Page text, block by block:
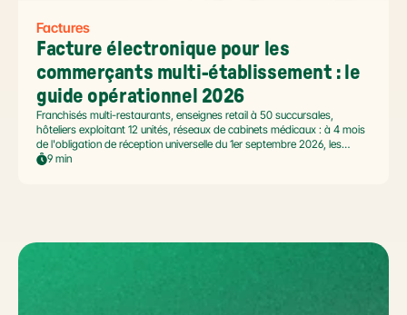
Factures
Facture électronique pour les
commerçants multi-établissement : le
guide opérationnel 2026
Franchisés multi-restaurants, enseignes retail à 50 succursales,
hôteliers exploitant 12 unités, réseaux de cabinets médicaux : à 4 mois
de l'obligation de réception universelle du 1er septembre 2026, les
commerçants multi-établissement ont un défi spécifique. Ce guide
9 min